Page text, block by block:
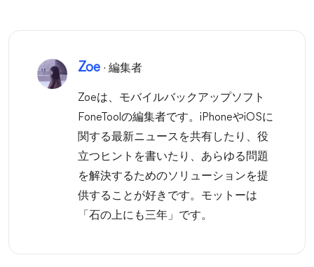
Zoe· 編集者
Zoeは、モバイルバックアップソフト
FoneToolの編集者です。iPhoneやiOSに
関する最新ニュースを共有したり、役
立つヒントを書いたり、あらゆる問題
を解決するためのソリューションを提
供することが好きです。モットーは
「石の上にも三年」です。